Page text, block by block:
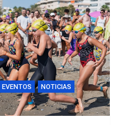
EVENTOS
NOTICIAS